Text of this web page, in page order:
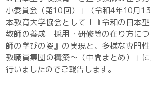
小委員会（第10回）」（令和4年10月
本教育大学協会として「『令和の日本
教師の養成・採用・研修等の在り方に
師の学びの姿』の実現と、多様な専門
教職員集団の構築～（中間まとめ）」
行いましたのでご報告します。